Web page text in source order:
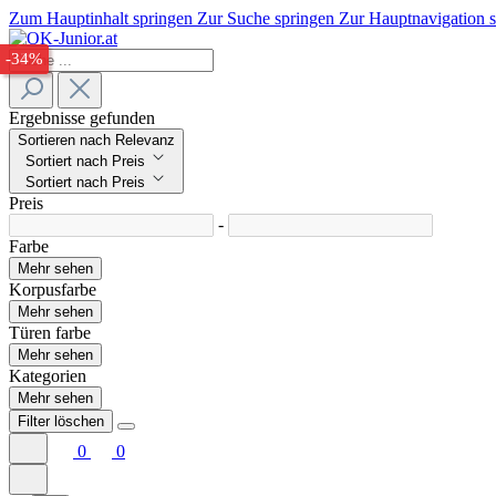
Zum Hauptinhalt springen Zur Suche springen Zur Hauptnavigation
Ergebnisse gefunden
Sortieren nach Relevanz
Sortiert nach Preis
Sortiert nach Preis
Preis
-
Farbe
Mehr sehen
Korpusfarbe
Mehr sehen
Türen farbe
Mehr sehen
Kategorien
Mehr sehen
Filter löschen
0 0
-33%
-34%